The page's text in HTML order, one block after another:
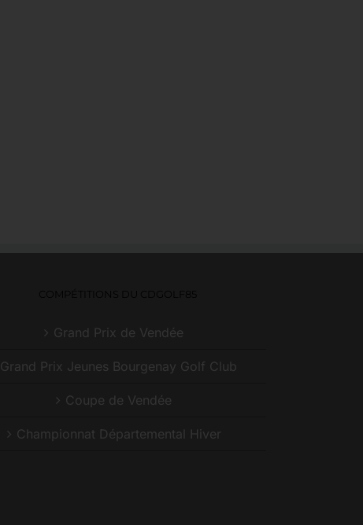
Grand Prix de Vendée
Grand Prix Jeunes Bourgenay Golf Club
Coupe de Vendée
Championnat Départemental Hiver